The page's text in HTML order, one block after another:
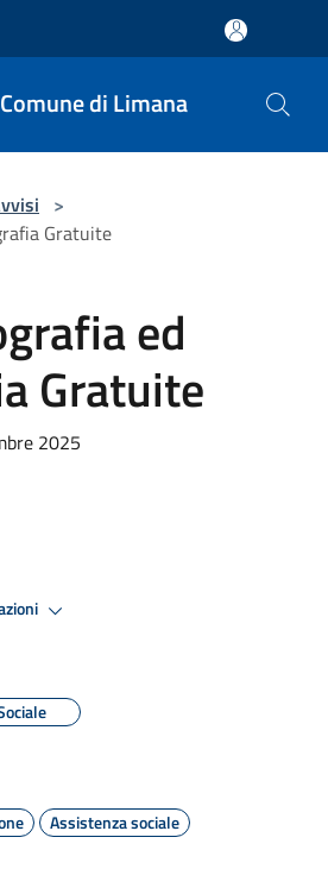
Comune di Limana
>
Gratuite
ed
Gratuite
2025
Assistenza sociale